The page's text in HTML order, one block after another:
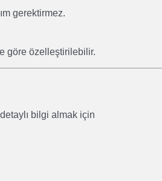
gerektirmez.
göre özelleştirilebilir.
bilgi almak için